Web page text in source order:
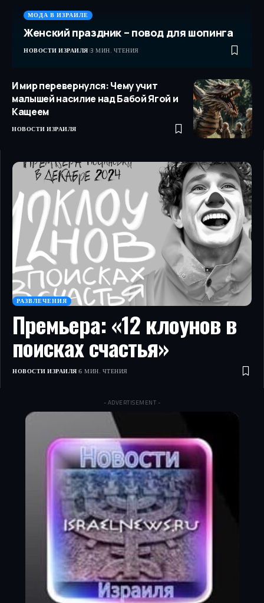
МОДА В ИЗРАИЛЕ
Женский праздник – повод для шопинга
НОВОСТИ ИЗРАИЛЯ 3 МИН. ЧТЕНИЯ
И мир перевернулся: Чему учит
малышей насилие над Бабой Ягой и
Кащеем
НОВОСТИ ИЗРАИЛЯ
РАЗВЛЕЧЕНИЯ
Премьера: «12 клоунов в
поисках счастья»
НОВОСТИ ИЗРАИЛЯ 6 МИН. ЧТЕНИЯ
- ADVERTISEMENT -